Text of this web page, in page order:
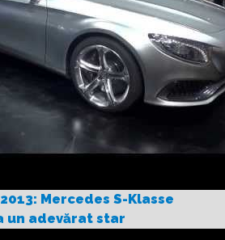
Mercedes S-Klasse
un adevărat star